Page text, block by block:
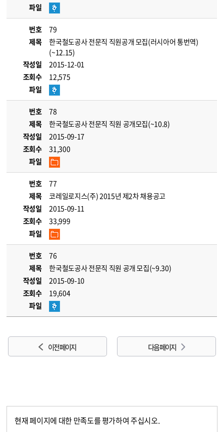
파일
번호
79
제목
한국철도공사 전문직 직원공개 모집(러시아어 통번역)
(~12.15)
작성일
2015-12-01
조회수
12,575
파일
번호
78
제목
한국철도공사 전문직 직원 공개모집(~10.8)
작성일
2015-09-17
조회수
31,300
파일
번호
77
제목
코레일로지스(주) 2015년 제2차 채용공고
작성일
2015-09-11
조회수
33,999
파일
번호
76
제목
한국철도공사 전문직 직원 공개 모집(~9.30)
작성일
2015-09-10
조회수
19,604
파일
이전 페이지 다음 페이지
현재 페이지에 대한 만족도를 평가하여 주십시오.